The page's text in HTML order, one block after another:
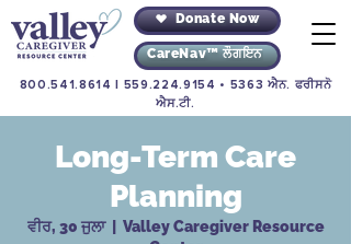
Donate Now
CareNav™ ਲੌਗਇਨ
800.541.8614 559.224.9154 • 5363 ਐਨ. ਫਰੀਸਨੋ
ਐਸ.ਟੀ.
Long-Term Care
Planning
ਵੀਰ, 30 ਜੁਲਾ
  |
Valley Caregiver Resource